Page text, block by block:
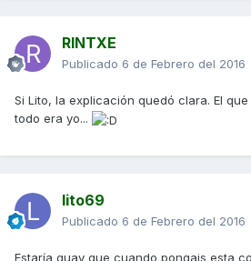
RINTXE
Publicado 6 de Febrero del 2016
Si Lito, la explicación quedó clara. El
todo era yo...
lito69
Publicado 6 de Febrero del 2016
Estaría guay que cuando pongais esta